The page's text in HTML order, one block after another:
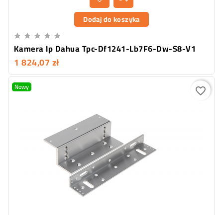
Dodaj do koszyka
    
Kamera Ip Dahua Tpc-Df1241-Lb7F6-Dw-S8-V1
1 824,07 zł
Nowy favorite_border